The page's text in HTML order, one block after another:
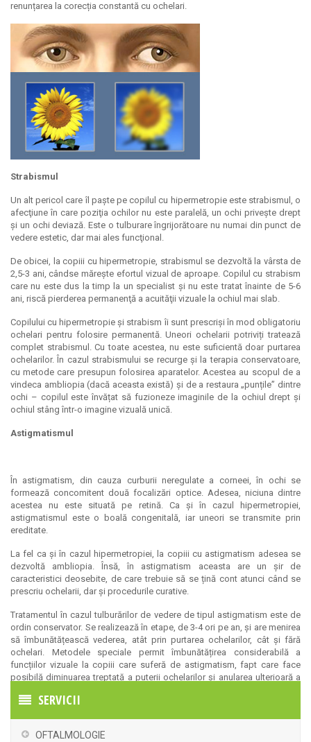
renunțarea la corecția constantă cu ochelari.
Strabismul
Un alt pericol care îl paște pe copilul cu hipermetropie este strabismul, o
afecţiune în care poziţia ochilor nu este paralelă, un ochi priveşte drept
şi un ochi deviază. Este o tulburare îngrijorătoare nu numai din punct de
vedere estetic, dar mai ales funcţional.
De obicei, la copiii cu hipermetropie, strabismul se dezvoltă la vârsta de
2,5-3 ani, cândse mărește efortul vizual de aproape. Copilul cu strabism
care nu este dus la timp la un specialist și nu este tratat înainte de 5-6
ani, riscă pierderea permanenţă a acuităţii vizuale la ochiul mai slab.
Copilului cu hipermetropie și strabism îi sunt prescriși în mod obligatoriu
ochelari pentru folosire permanentă. Uneori ochelarii potriviți tratează
complet strabismul. Cu toate acestea, nu este suficientă doar purtarea
ochelarilor. În cazul strabismului se recurge și la terapia conservatoare,
cu metode care presupun folosirea aparatelor. Acestea au scopul de a
vindeca ambliopia (dacă aceasta există) și de a restaura „punțile” dintre
ochi – copilul este învățat să fuzioneze imaginile de la ochiul drept și
ochiul stâng într-o imagine vizuală unică.
Astigmatismul
În astigmatism, din cauza curburii neregulate a corneei, în ochi se
formează concomitent două focalizări optice. Adesea, niciuna dintre
acestea nu este situată pe retină. Ca și în cazul hipermetropiei,
astigmatismul este o boală congenitală, iar uneori se transmite prin
ereditate.
La fel ca și în cazul hipermetropiei, la copiii cu astigmatism adesea se
dezvoltă ambliopia. Însă, în astigmatism aceasta are un șir de
caracteristici deosebite, de care trebuie să se țină cont atunci când se
prescriu ochelarii, dar și procedurile curative.
Tratamentul în cazul tulburărilor de vedere de tipul astigmatism este de
ordin conservator. Se realizează în etape, de 3-4 ori pe an, și are menirea
să îmbunătățească vederea, atât prin purtarea ochelarilor, cât și fără
ochelari. Metodele speciale permit îmbunătățirea considerabilă a
funcțiilor vizuale la copiii care suferă de astigmatism, fapt care face
posibilă diminuarea treptată a puterii ochelarilor și anularea ulterioară a
SERVICII
OFTALMOLOGIE